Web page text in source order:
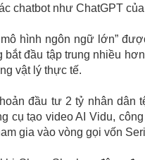
chatbot như ChatGPT
hình ngôn ngữ lớn”
đầu tập trung nhiều
vật lý thực tế.
đầu tư 2 tỷ nhân dân
cụ tạo video AI Vidu,
gia vào vòng gọi vốn